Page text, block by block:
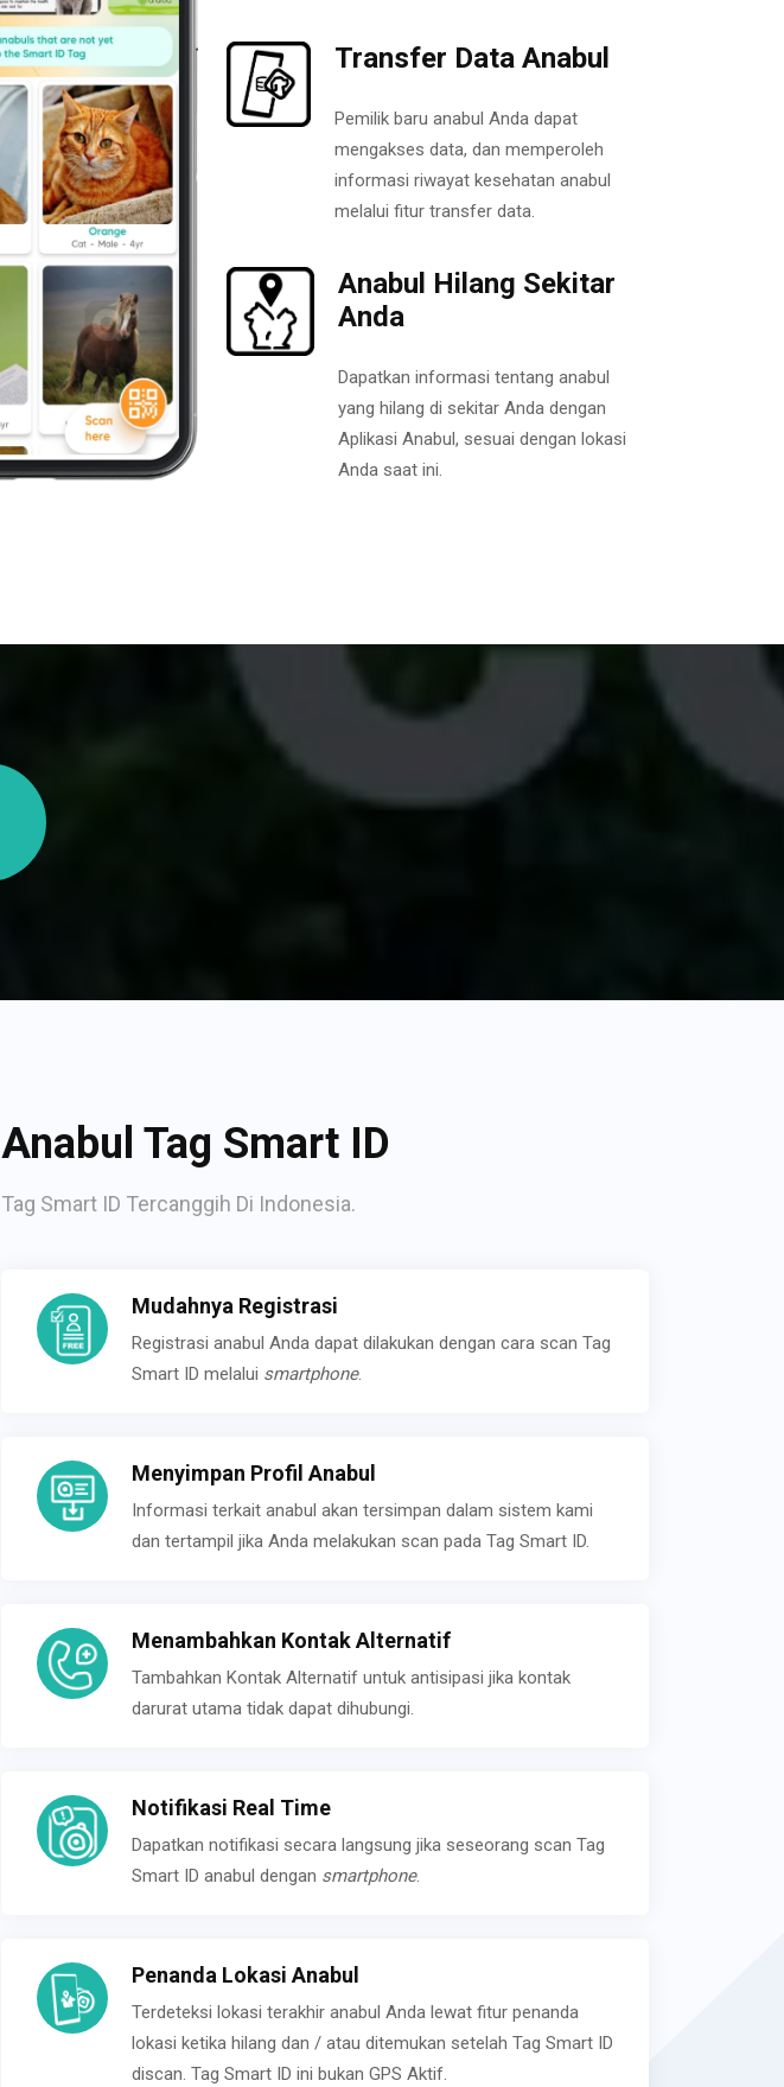
Transfer Data Anabul
Pemilik baru anabul Anda dapat
mengakses data, dan memperoleh
informasi riwayat kesehatan anabul
melalui fitur transfer data.
Anabul Hilang Sekitar
Anda
Dapatkan informasi tentang anabul
yang hilang di sekitar Anda dengan
Aplikasi Anabul, sesuai dengan lokasi
Anda saat ini.
Anabul Tag Smart ID
Tag Smart ID Tercanggih Di Indonesia.
Mudahnya Registrasi
Registrasi anabul Anda dapat dilakukan dengan cara scan Tag
Smart ID melalui smartphone.
Menyimpan Profil Anabul
Informasi terkait anabul akan tersimpan dalam sistem kami
dan tertampil jika Anda melakukan scan pada Tag Smart ID.
Menambahkan Kontak Alternatif
Tambahkan Kontak Alternatif untuk antisipasi jika kontak
darurat utama tidak dapat dihubungi.
Notifikasi Real Time
Dapatkan notifikasi secara langsung jika seseorang scan Tag
Smart ID anabul dengan smartphone.
Penanda Lokasi Anabul
Terdeteksi lokasi terakhir anabul Anda lewat fitur penanda
lokasi ketika hilang dan / atau ditemukan setelah Tag Smart ID
discan. Tag Smart ID ini bukan GPS Aktif.